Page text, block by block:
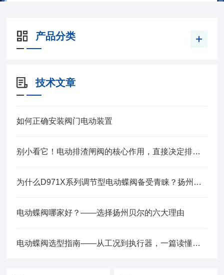
产品分类
技术文章
如何正确安装阀门电动装置
别小看它！电动排渣闸阀的核心作用，直接决定排渣效率的“天花板”
为什么D971X系列调节型电动蝶阀备受青睐？扬州贝尔为您深度解读
电动蝶阀哪家好？——选择扬州贝尔的六大理由
电动蝶阀选型指南——从工况到执行器，一篇读懂关键参数